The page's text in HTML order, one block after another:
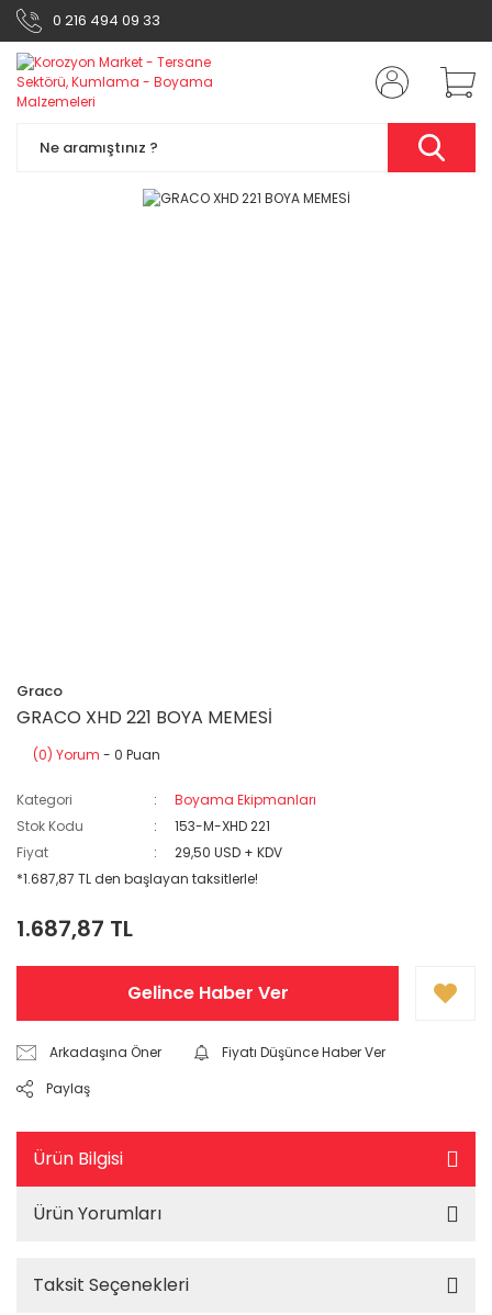
0 216 494 09 33
Graco
GRACO XHD 221 BOYA MEMESİ
(0) Yorum - 0 Puan
Kategori
Boyama Ekipmanları
Stok Kodu
153-M-XHD 221
Fiyat
29,50 USD + KDV
*1.687,87 TL den başlayan taksitlerle!
1.687,87 TL
Gelince Haber Ver
Arkadaşına Öner
Fiyatı Düşünce Haber Ver
Paylaş
Ürün Bilgisi
Ürün Yorumları
Taksit Seçenekleri